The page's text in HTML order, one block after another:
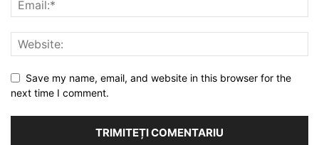
Save my name, email, and website in this browser for the
next time I comment.